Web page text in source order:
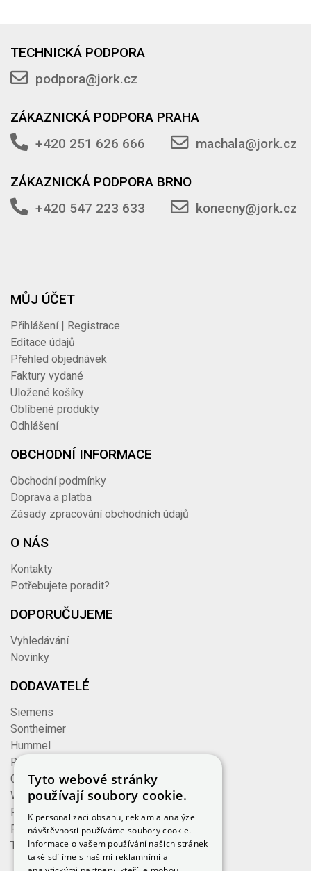
TECHNICKÁ PODPORA
podpora@jork.cz
ZÁKAZNICKÁ PODPORA PRAHA
+420 251 626 666
machala@jork.cz
ZÁKAZNICKÁ PODPORA BRNO
+420 547 223 633
konecny@jork.cz
MŮJ ÚČET
Přihlášení | Registrace
Editace údajů
Přehled objednávek
Faktury vydané
Uložené košíky
Oblíbené produkty
Odhlášení
OBCHODNÍ INFORMACE
Obchodní podmínky
Doprava a platba
Zásady zpracování obchodních údajů
O NÁS
Kontakty
Potřebujete poradit?
DOPORUČUJEME
Vyhledávání
Novinky
DODAVATELÉ
Siemens
Sontheimer
Hummel
Rose
Cembre
Wieland
Formzeug
Finder
TE Connectivity
Tyto webové stránky
používají soubory cookie.
K personalizaci obsahu, reklam a analýze
návštěvnosti používáme soubory cookie.
Informace o vašem používání našich stránek
také sdílíme s našimi reklamními a